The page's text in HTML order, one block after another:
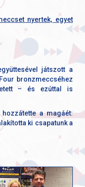
nyertek, egyet
játszott a
bronzmeccséhez
– és ezúttal is
a magáét:
ki csapatunk a